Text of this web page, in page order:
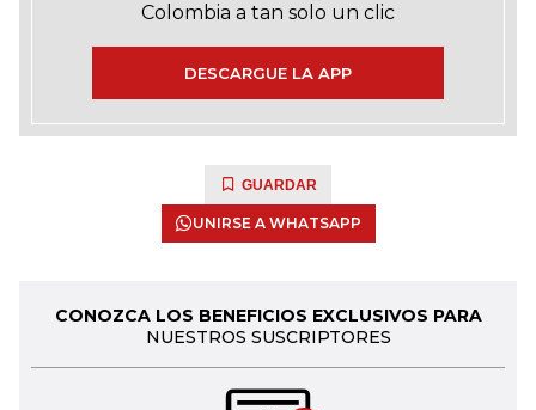
Colombia a tan solo un clic
DESCARGUE LA APP
GUARDAR
UNIRSE A WHATSAPP
CONOZCA LOS BENEFICIOS EXCLUSIVOS PARA
NUESTROS SUSCRIPTORES